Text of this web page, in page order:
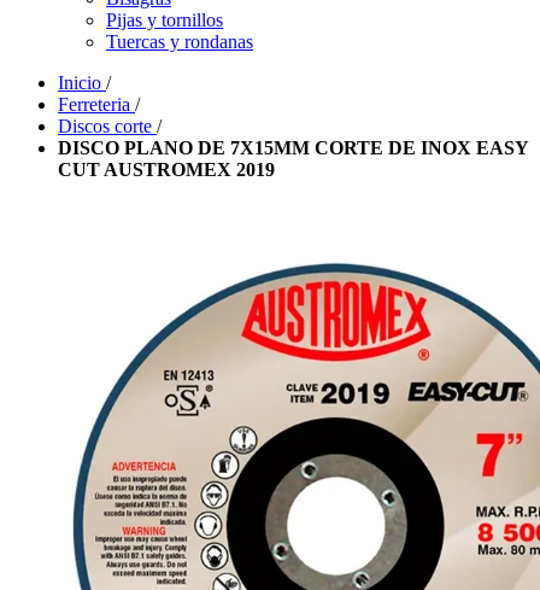
Pijas y tornillos
Tuercas y rondanas
Inicio /
Ferreteria /
Discos corte /
DISCO PLANO DE 7X15MM CORTE DE INOX EASY
CUT AUSTROMEX 2019